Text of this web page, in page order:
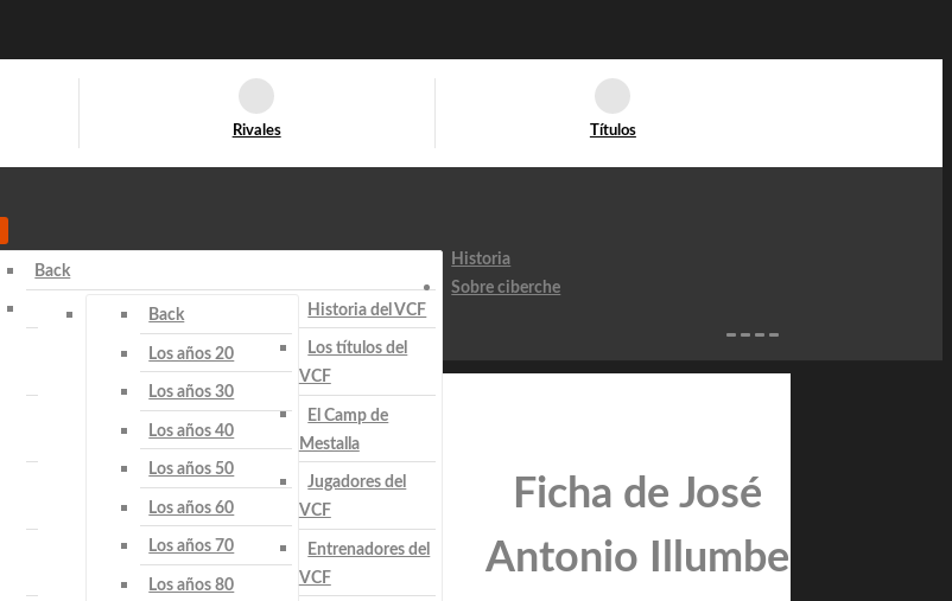
Rivales Títulos
Historia
Back
Historia del VCF
Back
Los años 20
Los años 30
Los años 40
Los años 50
Los años 60
Los años 70
Los años 80
Los títulos del
VCF
El Camp de
Mestalla
Jugadores del
VCF
Entrenadores del
VCF
Sobre ciberche
Ficha de José
Antonio Illumbe